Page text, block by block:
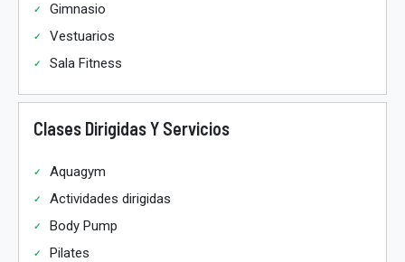
Gimnasio
Vestuarios
Sala Fitness
Clases Dirigidas Y Servicios
Aquagym
Actividades dirigidas
Body Pump
Pilates